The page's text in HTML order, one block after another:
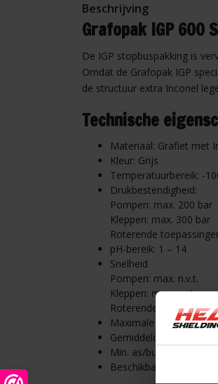
Beschrijving
Grafopak IGP 600
De IGP stopbuspakking is
Omdat de Grafopak IGP
de structuur extra Inconel
Technische
Materiaal: Grafiet met
Kleur: Grijs
Temperatuurbereik: -
Drukbestendigheid:
Pompen: max. 200 bar
Kleppen: max. 300 bar
Roterende
pH-bereik: 1 – 14
Snelheid
Pompen: max. n.v.t.
Kleppen: max. n.v.t.
Roterende
Maximale belasting
Gemiddelde dichtheid:
Min. as/bus hardheid:
Beschikbaar in